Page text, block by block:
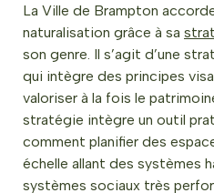
La Ville de Brampton
naturalisation grâce à sa
son genre. Il s’agit d’une
qui intègre des principes
valoriser à la fois le
stratégie intègre un outil
comment planifier des
échelle allant des systèmes
systèmes sociaux très